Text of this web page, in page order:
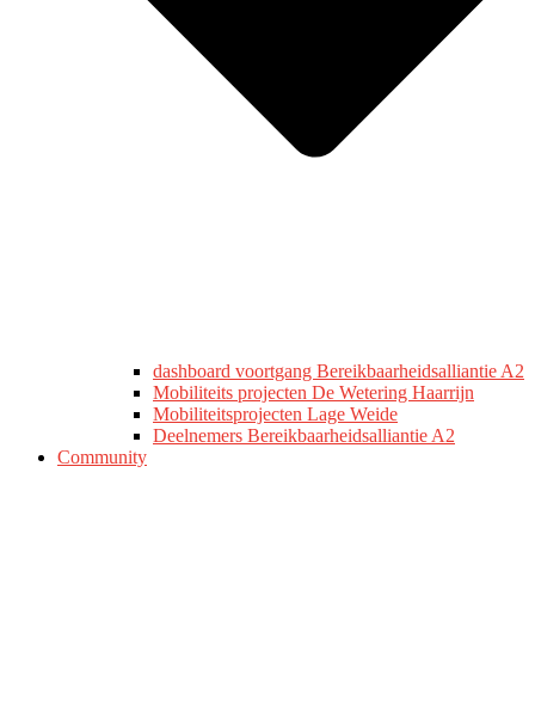
dashboard voortgang Bereikbaarheidsalliantie A2
Mobiliteits projecten De Wetering Haarrijn
Mobiliteitsprojecten Lage Weide
Deelnemers Bereikbaarheidsalliantie A2
Community